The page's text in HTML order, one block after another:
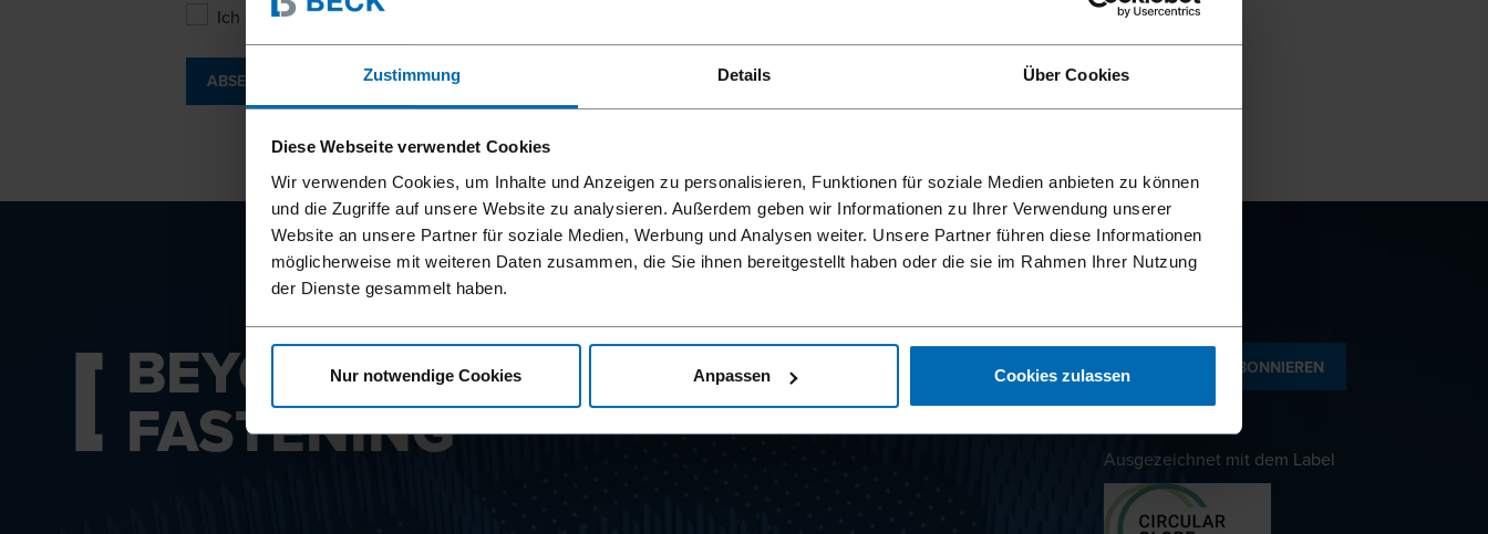
Zustimmung Details Über Cookies
Diese Webseite verwendet Cookies
Wir verwenden Cookies, um Inhalte und Anzeigen zu personalisieren, Funktionen für soziale Medien anbieten zu können
und die Zugriffe auf unsere Website zu analysieren. Außerdem geben wir Informationen zu Ihrer Verwendung unserer
Website an unsere Partner für soziale Medien, Werbung und Analysen weiter. Unsere Partner führen diese Informationen
möglicherweise mit weiteren Daten zusammen, die Sie ihnen bereitgestellt haben oder die sie im Rahmen Ihrer Nutzung
der Dienste gesammelt haben.
Nur notwendige Cookies Anpassen Cookies zulassen
Ich bin mit denDatenschutzbestimmungen
ABSENDEN
BEYOND
FASTENING
NEWSLETTER ABONNIEREN
Ausgezeichnet mit dem Label